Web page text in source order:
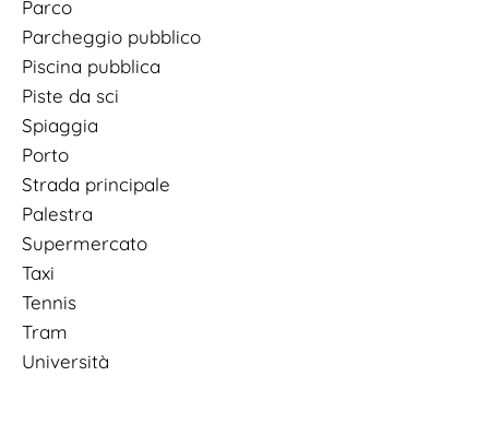
Parco
Parcheggio pubblico
Piscina pubblica
Piste da sci
Spiaggia
Porto
Strada principale
Palestra
Supermercato
Taxi
Tennis
Tram
Università